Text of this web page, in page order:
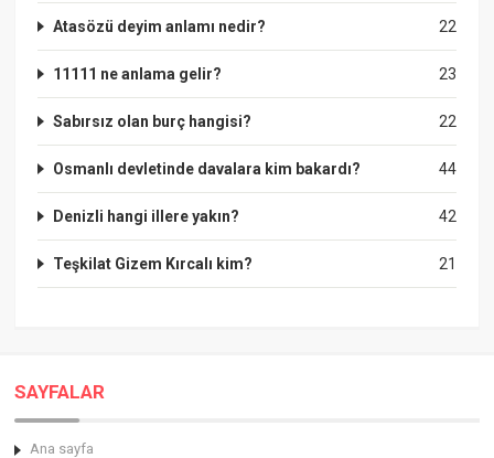
22
Atasözü deyim anlamı nedir?
23
11111 ne anlama gelir?
22
Sabırsız olan burç hangisi?
44
Osmanlı devletinde davalara kim bakardı?
42
Denizli hangi illere yakın?
21
Teşkilat Gizem Kırcalı kim?
SAYFALAR
Ana sayfa